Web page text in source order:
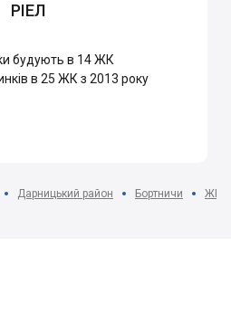
РІЕЛ
будують в 14 ЖК
в 25 ЖК з 2013 року
Дарницький район Бортничи ЖК